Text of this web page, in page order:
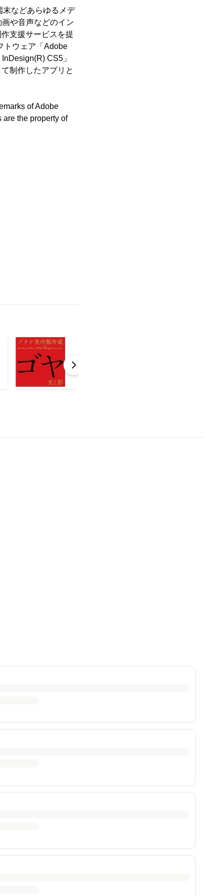
などあらゆるメデ
や音声などのイン
支援サービスを提
トウェア「Adobe
CS5」
制作したアプリと
of Adobe
are the property of